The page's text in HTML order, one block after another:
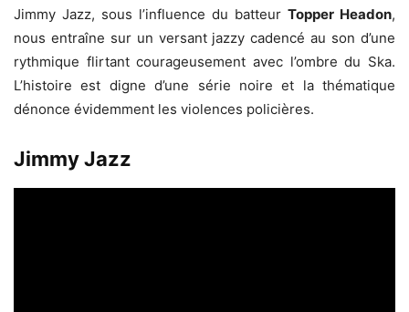
Jimmy Jazz, sous l’influence du batteur Topper Headon,
nous entraîne sur un versant jazzy cadencé au son d’une
rythmique flirtant courageusement avec l’ombre du Ska.
L’histoire est digne d’une série noire et la thématique
dénonce évidemment les violences policières.
Jimmy Jazz